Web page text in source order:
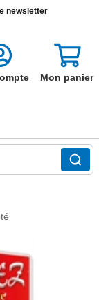
newsletter
Mon panier